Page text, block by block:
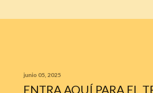
junio 05, 2025
ENTRA AQUÍ PARA EL